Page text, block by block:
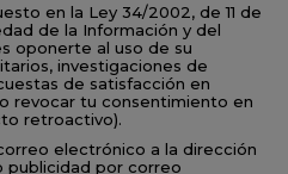
en la Ley 34/2002, de 11 de
de la Información y del
oponerte al uso de su
investigaciones de
de satisfacción en
revocar tu consentimiento en
retroactivo).
electrónico a la dirección
publicidad por correo